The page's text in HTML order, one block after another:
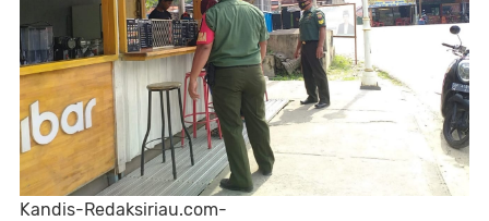
Kandis-Redaksiriau.com-